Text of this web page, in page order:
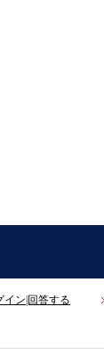
イン|回答する